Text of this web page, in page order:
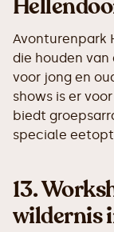
Avonturenpark
die houden
voor jong en
shows is er
biedt
speciale
13.
wildernis